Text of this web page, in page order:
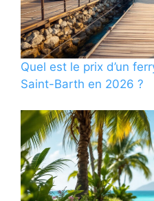
Quel est le prix d’un
Saint-Barth en 2026 ?